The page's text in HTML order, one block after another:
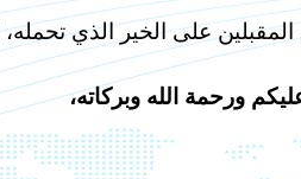
المقبلين على الخير الذي
ورحمة الله وبركاته،